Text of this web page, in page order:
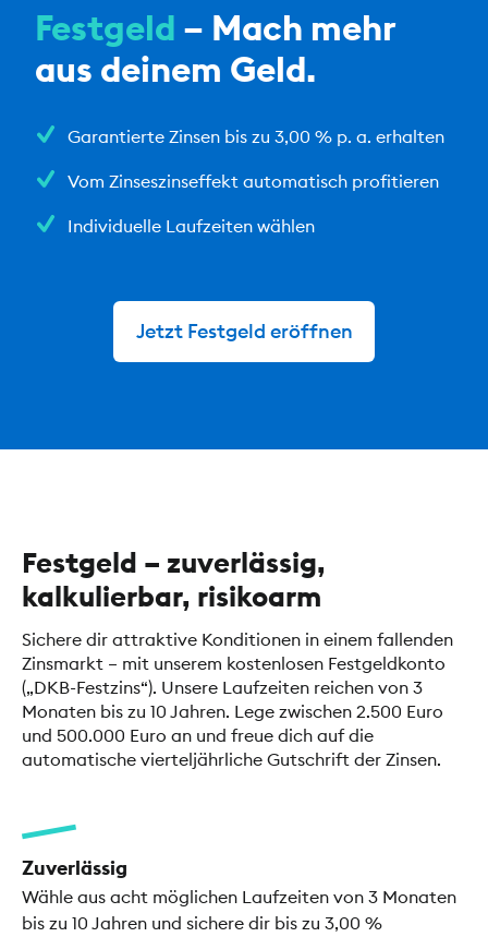
Festgeld – Mach mehr
aus deinem Geld.
Garantierte Zinsen bis zu 3,00 % p. a. erhalten
Vom Zinseszinseffekt automatisch profitieren
Individuelle Laufzeiten wählen
Jetzt Festgeld eröffnen
Festgeld – zuverlässig,
kalkulierbar, risikoarm
Sichere dir attraktive Konditionen in einem fallenden
Zinsmarkt – mit unserem kostenlosen Festgeldkonto
(„DKB-Festzins“). Unsere Laufzeiten reichen von 3
Monaten bis zu 10 Jahren. Lege zwischen 2.500 Euro
und 500.000 Euro an und freue dich auf die
automatische vierteljährliche Gutschrift der Zinsen.
Zuverlässig
Wähle aus acht möglichen Laufzeiten von 3 Monaten
bis zu 10 Jahren und sichere dir bis zu 3,00 %